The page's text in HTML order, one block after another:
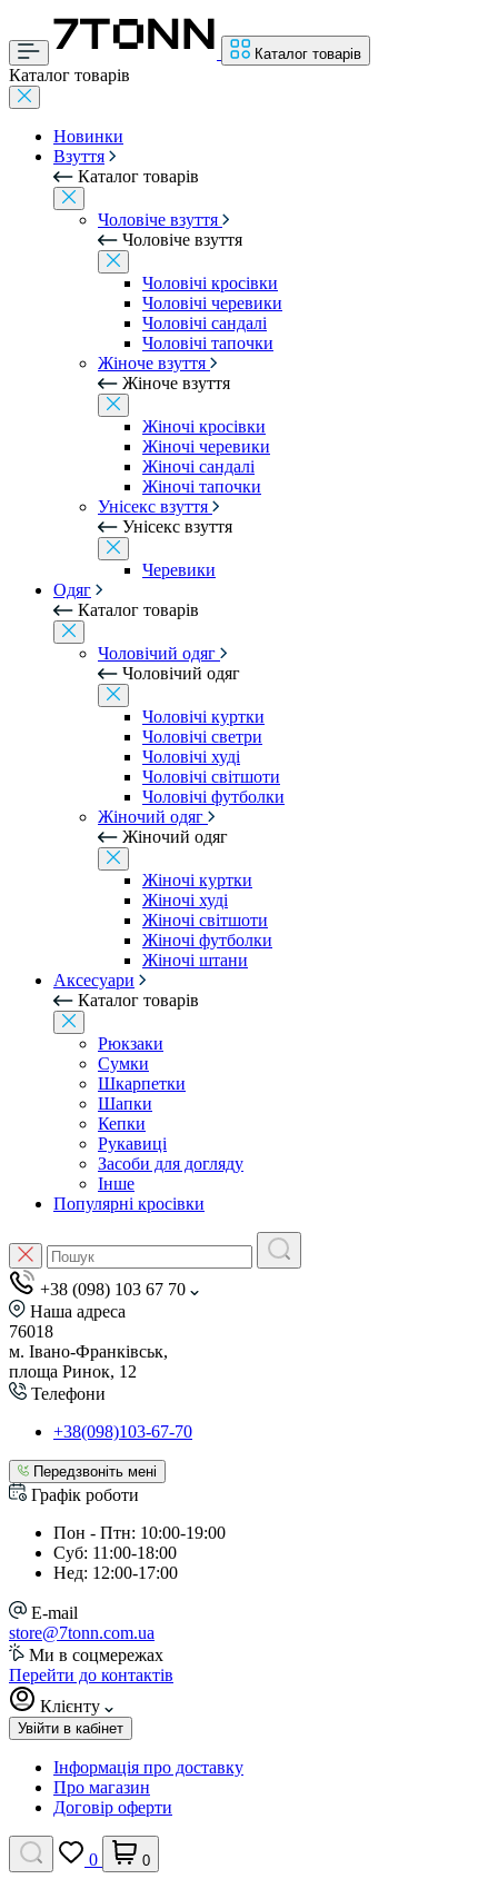
Каталог товарів
Каталог товарів
Новинки
Взуття
Каталог товарів
Чоловіче взуття
Чоловіче взуття
Чоловічі кросівки
Чоловічі черевики
Чоловічі сандалі
Чоловічі тапочки
Жіноче взуття
Жіноче взуття
Жіночі кросівки
Жіночі черевики
Жіночі сандалі
Жіночі тапочки
Унісекс взуття
Унісекс взуття
Черевики
Одяг
Каталог товарів
Чоловічий одяг
Чоловічий одяг
Чоловічі куртки
Чоловічі светри
Чоловічі худі
Чоловічі світшоти
Чоловічі футболки
Жіночий одяг
Жіночий одяг
Жіночі куртки
Жіночі худі
Жіночі світшоти
Жіночі футболки
Жіночі штани
Аксесуари
Каталог товарів
Рюкзаки
Сумки
Шкарпетки
Шапки
Кепки
Рукавиці
Засоби для догляду
Інше
Популярні кросівки
+38 (098) 103 67 70
Наша адреса
76018
м. Івано-Франківськ,
площа Ринок, 12
Телефони
+38(098)103-67-70
Передзвоніть мені
Графік роботи
Пон - Птн: 10:00-19:00
Суб: 11:00-18:00
Нед: 12:00-17:00
E-mail
store@7tonn.com.ua
Ми в соцмережах
Перейти до контактів
Клієнту
Увійти в кабінет
Інформація про доставку
Про магазин
Договір оферти
0 0